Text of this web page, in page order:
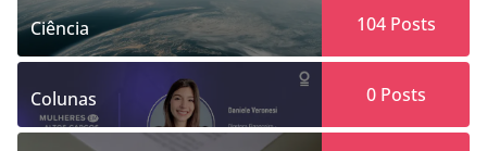
Ciência 104Posts
Colunas 0Posts